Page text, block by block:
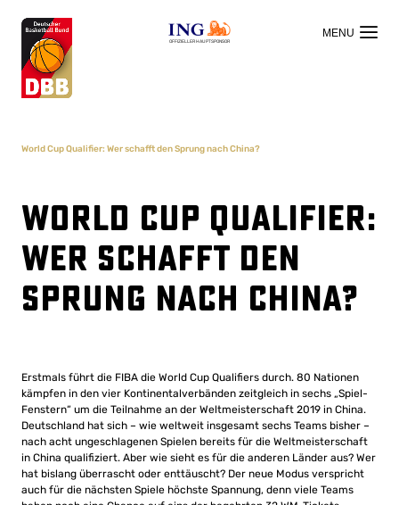
OFFIZIELLER HAUPTSPONSOR
World Cup Qualifier: Wer schafft den Sprung nach China?
World Cup Qualifier:
Wer schafft den
Sprung nach China?
Erstmals führt die FIBA die World Cup Qualifiers durch. 80 Nationen
kämpfen in den vier Kontinentalverbänden zeitgleich in sechs „Spiel-
Fenstern“ um die Teilnahme an der Weltmeisterschaft 2019 in China.
Deutschland hat sich – wie weltweit insgesamt sechs Teams bisher –
nach acht ungeschlagenen Spielen bereits für die Weltmeisterschaft
in China qualifiziert. Aber wie sieht es für die anderen Länder aus? Wer
hat bislang überrascht oder enttäuscht? Der neue Modus verspricht
auch für die nächsten Spiele höchste Spannung, denn viele Teams